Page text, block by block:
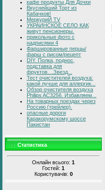
кафе продукты Для Дочки
Вкуснейший Торт из
Кабачков!
МеркуриЙ TV
УКРАИНСКОЕ СЕЛО КАК
живут пенсионеры.
прикольные фото с
надписями 4
Фаршированные перцы/
фарш с рисом/рецепт
DIY. Полка, поднос,
подставка для
фруктов....Звезд...
Тест очистителей воздуха:
какой лучше для аллергик...
Обзор очистителя воздуха
Philips AC3256. Избавляем...
На товарных поездах через
Россию (трейлер).
опасные дороги
Каракорумскому шоссе
Пакистан
Статистика
Онлайн всього: 1
Гостей: 1
Користувачів: 0